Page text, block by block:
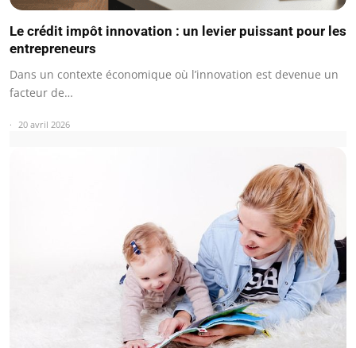
Le crédit impôt innovation : un levier puissant pour les
entrepreneurs
Dans un contexte économique où l’innovation est devenue un
facteur de…
20 avril 2026